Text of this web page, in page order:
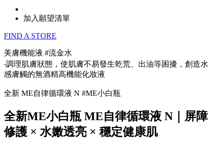
加入願望清單
FIND A STORE
美膚機能液 #流金水
‧調理肌膚狀態，使肌膚不易發生乾荒、出油等困擾，創造水
感膚觸的無酒精高機能化妝液
全新 ME自律循環液 N #ME小白瓶
全新ME小白瓶 ME自律循環液 N｜屏障
修護 × 水嫩透亮 × 穩定健康肌